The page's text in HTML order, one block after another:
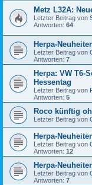
Metz L32A:
Letzter Beitrag von
Antworten: 64
Herpa-
Letzter Beitrag von
Antworten: 7
Herpa: VW T6-
Hessentag
Letzter Beitrag von
Antworten: 5
Roco künftig
Letzter Beitrag von
Herpa-
Letzter Beitrag von
Antworten: 12
Herpa-
Letzter Beitrag von
Antworten: 7